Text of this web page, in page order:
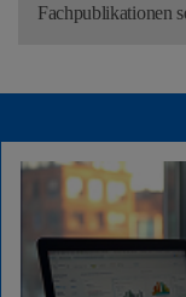
Fachpublikationen